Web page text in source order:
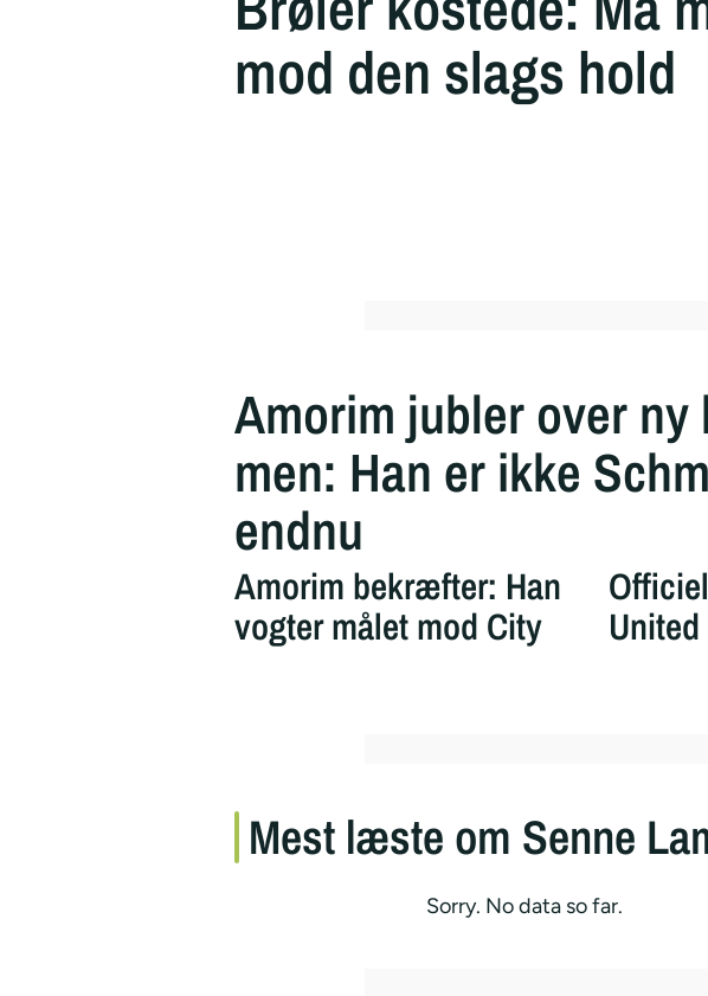
mod den slags hold
Amorim jubler over ny
men: Han er ikke
endnu
Amorim bekræfter: Han
vogter målet mod City
Mest læste om Senne
Sorry. No data so far.